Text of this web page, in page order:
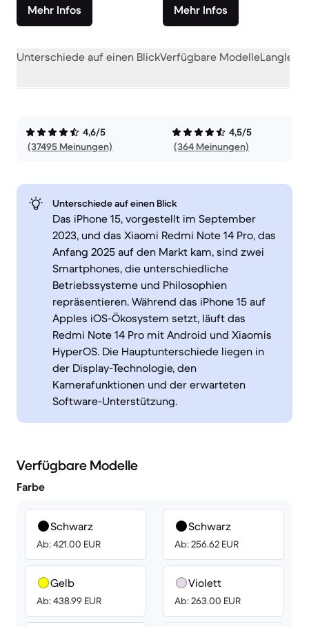
Mehr Infos Mehr Infos
Unterschiede auf einen BlickVerfügbare Modelle
4,6/5
(37495 Meinungen)
4,5/5
(364 Meinungen)
Unterschiede auf einen Blick
Das iPhone 15, vorgestellt im September
2023, und das Xiaomi Redmi Note 14 Pro, das
Anfang 2025 auf den Markt kam, sind zwei
Smartphones, die unterschiedliche
Betriebssysteme und Philosophien
repräsentieren. Während das iPhone 15 auf
Apples iOS-Ökosystem setzt, läuft das
Redmi Note 14 Pro mit Android und Xiaomis
HyperOS. Die Hauptunterschiede liegen in
der Display-Technologie, den
Kamerafunktionen und der erwarteten
Software-Unterstützung.
Verfügbare Modelle
Farbe
Schwarz
Ab: 421.00 EUR
Gelb
Ab: 438.99 EUR
Schwarz
Ab: 256.62 EUR
Violett
Ab: 263.00 EUR